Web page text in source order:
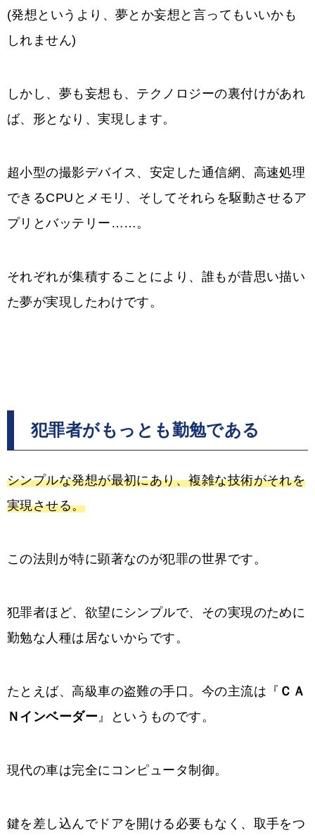
(発想というより、夢とか妄想と言ってもいいかも
しれません)
しかし、夢も妄想も、テクノロジーの裏付けがあれ
ば、形となり、実現します。
超小型の撮影デバイス、安定した通信網、高速処理
できるCPUとメモリ、そしてそれらを駆動させるア
プリとバッテリー……。
それぞれが集積することにより、誰もが昔思い描い
た夢が実現したわけです。
犯罪者がもっとも勤勉である
シンプルな発想が最初にあり、複雑な技術がそれを
実現させる。
この法則が特に顕著なのが犯罪の世界です。
犯罪者ほど、欲望にシンプルで、その実現のために
勤勉な人種は居ないからです。
たとえば、高級車の盗難の手口。今の主流は『 ＣＡ
Ｎインベーダー』というものです。
現代の車は完全にコンピュータ制御。
鍵を差し込んでドアを開ける必要もなく、取手をつ